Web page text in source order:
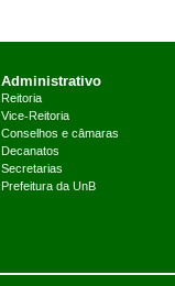
Administrativo
Reitoria
Vice-Reitoria
Conselhos e câmaras
Decanatos
Secretarias
Prefeitura da UnB